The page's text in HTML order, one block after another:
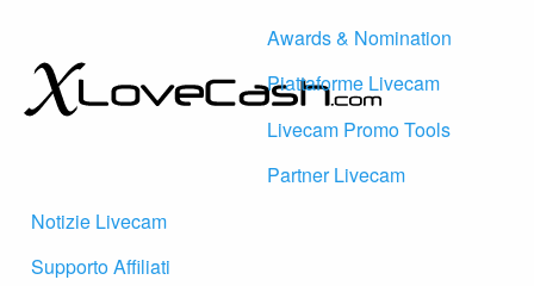
Awards & Nomination
Piattaforme Livecam
Livecam Promo Tools
Partner Livecam
Notizie Livecam
Supporto Affiliati